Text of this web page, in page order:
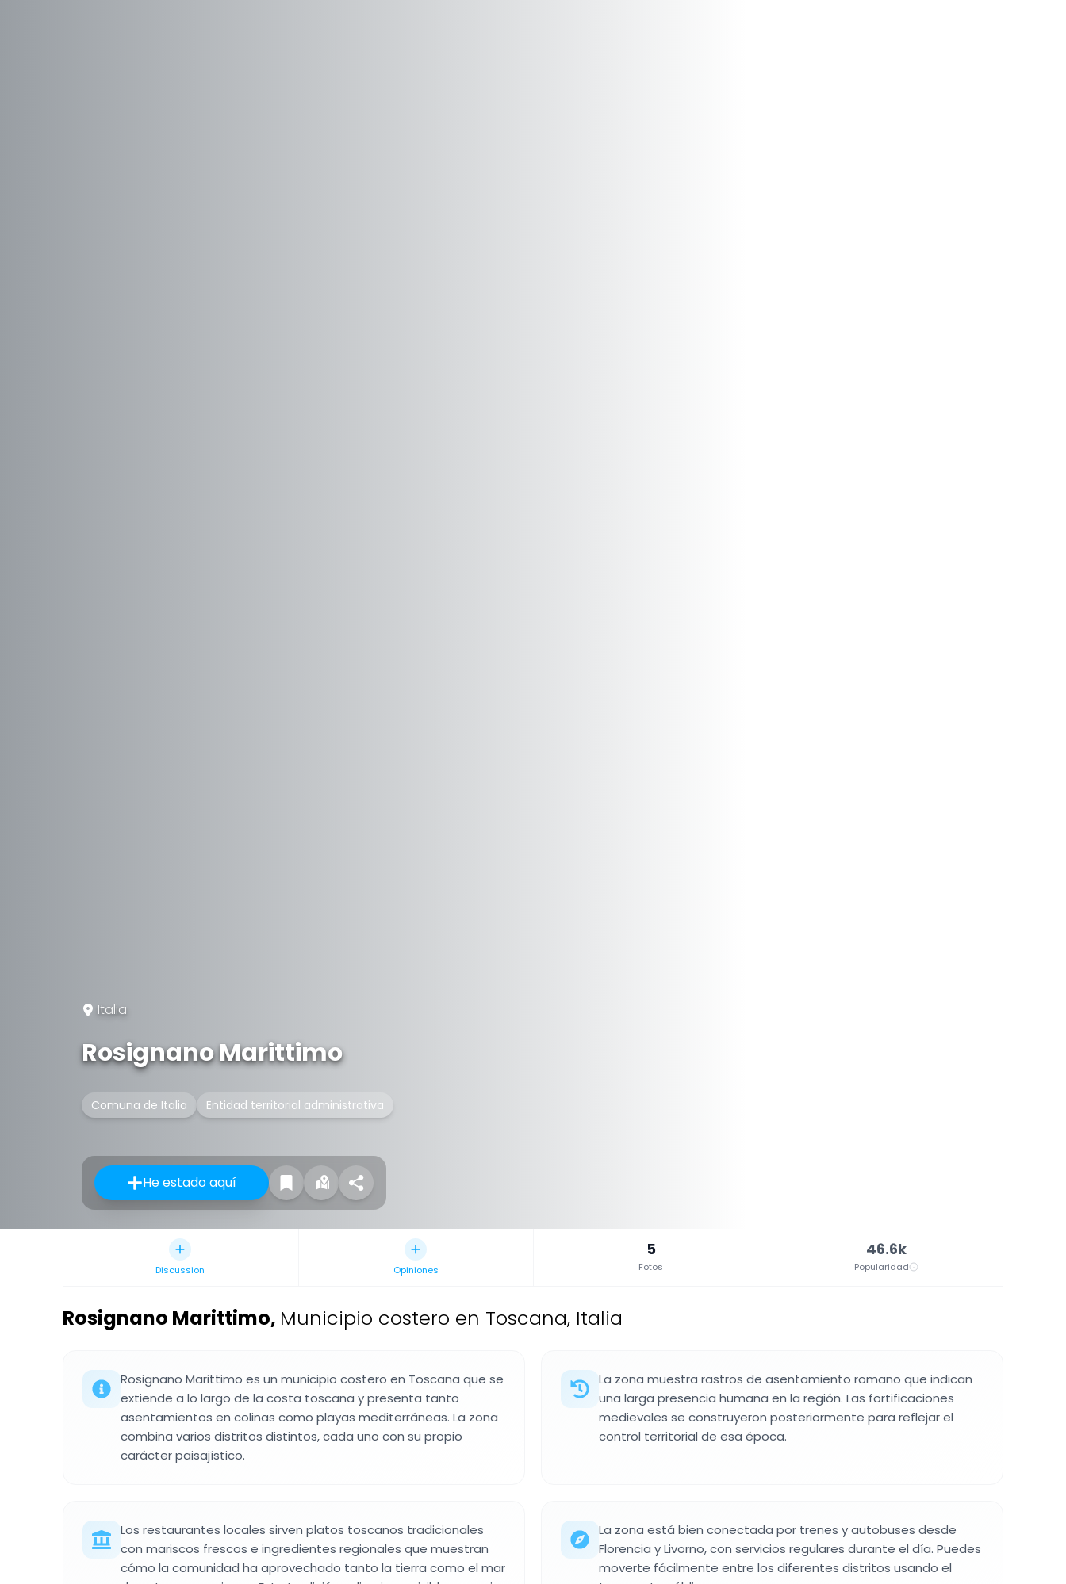
Italia
Rosignano Marittimo
Comuna de Italia Entidad territorial administrativa
He estado aquí
Discussion Opiniones
5
Fotos
46.6k
Popularidad
Rosignano Marittimo, Municipio costero en Toscana, Italia
Rosignano Marittimo es un municipio costero en Toscana que se
extiende a lo largo de la costa toscana y presenta tanto
asentamientos en colinas como playas mediterráneas. La zona
combina varios distritos distintos, cada uno con su propio
carácter paisajístico.
La zona muestra rastros de asentamiento romano que indican
una larga presencia humana en la región. Las fortificaciones
medievales se construyeron posteriormente para reflejar el
control territorial de esa época.
Los restaurantes locales sirven platos toscanos tradicionales
con mariscos frescos e ingredientes regionales que muestran
cómo la comunidad ha aprovechado tanto la tierra como el mar
La zona está bien conectada por trenes y autobuses desde
Florencia y Livorno, con servicios regulares durante el día. Puedes
moverte fácilmente entre los diferentes distritos usando el